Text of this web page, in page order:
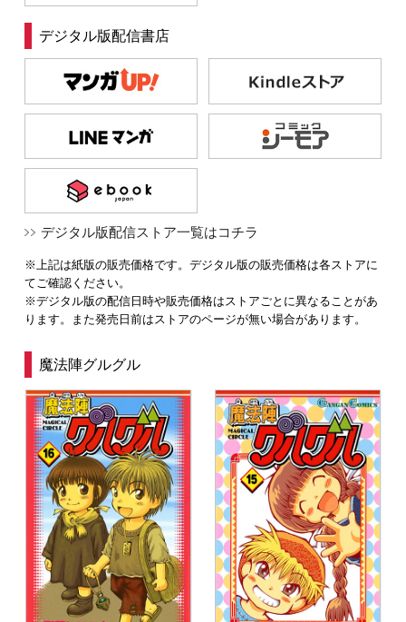
デジタル版配信書店
デジタル版配信ストア一覧はコチラ
※上記は紙版の販売価格です。デジタル版の販売価格は各ストアに
てご確認ください。
※デジタル版の配信日時や販売価格はストアごとに異なることがあ
ります。また発売日前はストアのページが無い場合があります。
魔法陣グルグル